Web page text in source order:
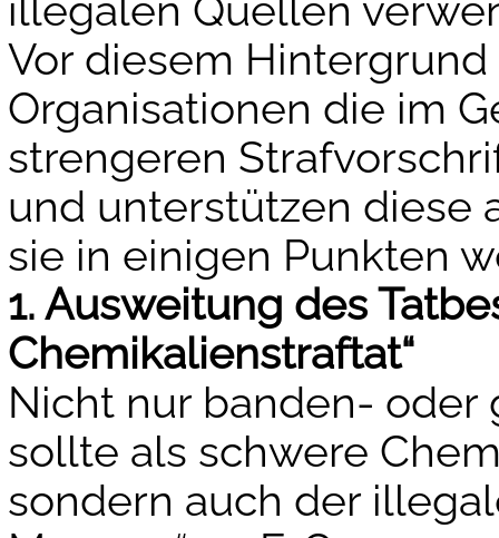
Vor diesem
Organisationen die im
strengeren
und unterstützen diese
sie in einigen Punkten
1. Ausweitung des
Chemikalienstraftat“
Nicht nur banden- oder
sollte als schwere
sondern auch der